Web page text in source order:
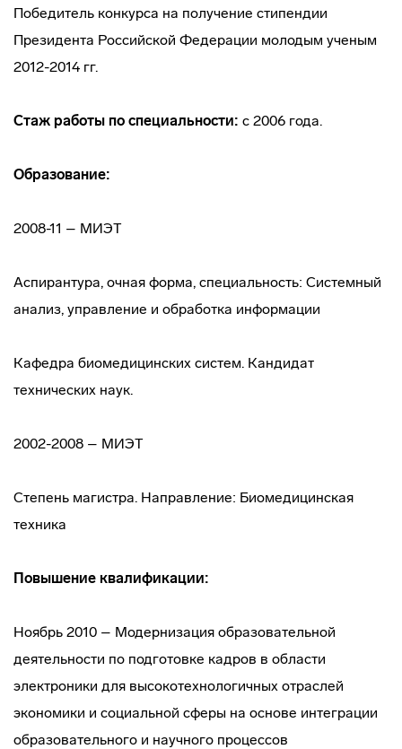
Победитель конкурса на получение стипендии
Президента Российской Федерации молодым ученым
2012-2014 гг.
Стаж работы по специальности: с 2006 года.
Образование:
2008-11 – МИЭТ
Аспирантура, очная форма, специальность: Системный
анализ, управление и обработка информации
Кафедра биомедицинских систем. Кандидат
технических наук.
2002-2008 – МИЭТ
Степень магистра. Направление: Биомедицинская
техника
Повышение квалификации:
Ноябрь 2010 – Модернизация образовательной
деятельности по подготовке кадров в области
электроники для высокотехнологичных отраслей
экономики и социальной сферы на основе интеграции
образовательного и научного процессов